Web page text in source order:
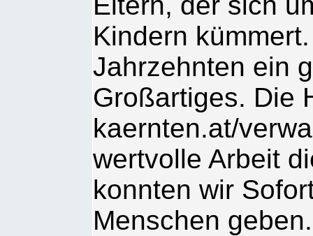
Kindern
Jahrzehnten ein
Großartiges. Die
kaernten.at/
wertvolle Arbeit
konnten wir
Menschen geben.